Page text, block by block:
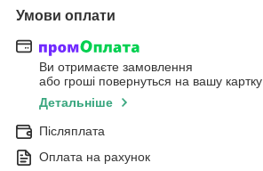
Умови оплати
Ви отримаєте замовлення
або гроші повернуться на вашу картку
Детальніше
Післяплата
Оплата на рахунок